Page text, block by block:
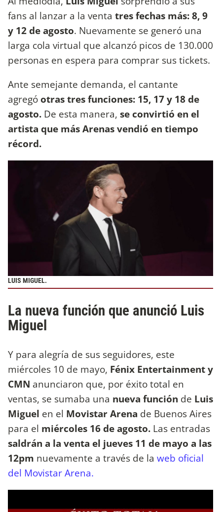
fans al lanzar a la venta tres fechas más: 8, 9
y 12 de agosto. Nuevamente se generó una
larga cola virtual que alcanzó picos de 130.000
personas en espera para comprar sus tickets.
Ante semejante demanda, el cantante
agregó otras tres funciones: 15, 17 y 18 de
agosto. De esta manera, se convirtió en el
artista que más Arenas vendió en tiempo
récord.
LUIS MIGUEL.
La nueva función que anunció Luis
Miguel
Y para alegría de sus seguidores, este
miércoles 10 de mayo, Fénix Entertainment y
CMN anunciaron que, por éxito total en
ventas, se sumaba una nueva función de Luis
Miguel en el Movistar Arena de Buenos Aires
para el miércoles 16 de agosto. Las entradas
saldrán a la venta el jueves 11 de mayo a las
12pm nuevamente a través de la web oficial
del Movistar Arena.